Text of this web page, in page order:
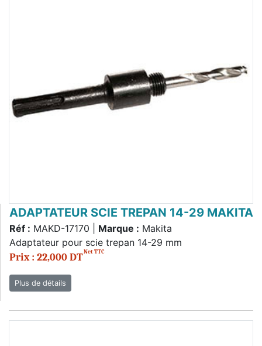
ADAPTATEUR SCIE TREPAN 14-29 MAKITA
Réf : MAKD-17170 | Marque : Makita
Adaptateur pour scie trepan 14-29 mm
Prix : 22,000 DTNet TTC
Plus de détails